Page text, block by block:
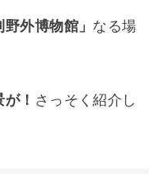
野外博物館」 なる場
！ さっそく紹介し